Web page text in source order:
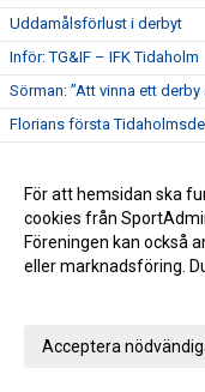
Uddamålsförlust i derbyt
Inför: TG&IF – IFK Tidaholm
Sörman: ”Att vinna ett
Florians första
Inför: Skultorps IF – TG&IF
Andra raka för TG&IF –
Lördagens match skjuts
Glädje och jubel - stort
För att hemsidan ska
cookies från
Föreningen kan också
eller marknadsföring.
Acceptera